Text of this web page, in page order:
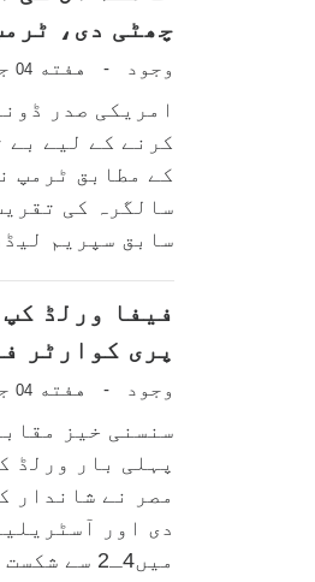
چھٹی دی،
وجود - هفته 04
امریکی صدر
کرنے کے لیے بے
سالگرہ کی
سابق سپریم
فیفا ورلڈ
پری کوارٹر
وجود - هفته 04
پہلی بار ورلڈ
مصر نے شاندار
دی اور
میں4ـ2 سے شکست دے کر پہلی بار ورلڈ ک...